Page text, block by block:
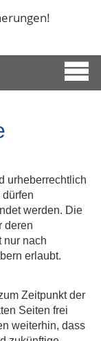
urheberrechtlich
werden. Die
deren
nur nach
erlaubt.
Zeitpunkt der
Seiten frei
weiterhin, dass